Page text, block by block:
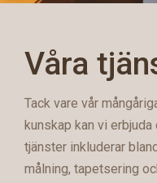
Våra
Tack vare vår
kunskap kan vi
tjänster inkluderar
målning, tapetsering